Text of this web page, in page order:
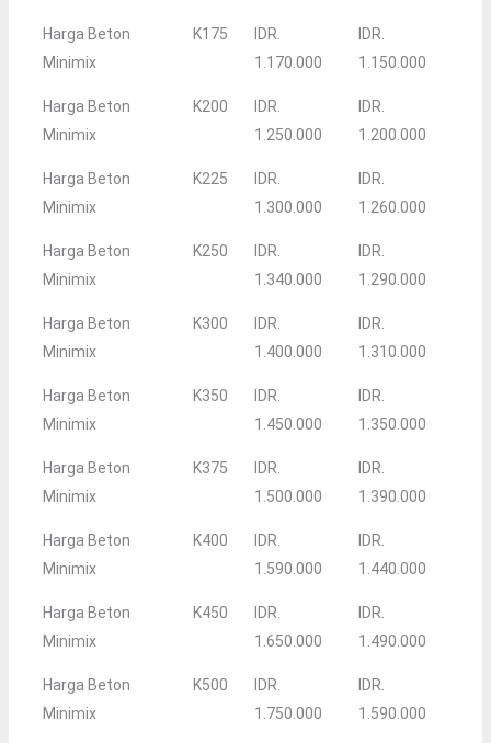
Harga Beton
Minimix
K175
IDR.
1.170.000
IDR.
1.150.000
Harga Beton
Minimix
K200
IDR.
1.250.000
IDR.
1.200.000
Harga Beton
Minimix
K225
IDR.
1.300.000
IDR.
1.260.000
Harga Beton
Minimix
K250
IDR.
1.340.000
IDR.
1.290.000
Harga Beton
Minimix
K300
IDR.
1.400.000
IDR.
1.310.000
Harga Beton
Minimix
K350
IDR.
1.450.000
IDR.
1.350.000
Harga Beton
Minimix
K375
IDR.
1.500.000
IDR.
1.390.000
Harga Beton
Minimix
K400
IDR.
1.590.000
IDR.
1.440.000
Harga Beton
Minimix
K450
IDR.
1.650.000
IDR.
1.490.000
Harga Beton
Minimix
K500
IDR.
1.750.000
IDR.
1.590.000